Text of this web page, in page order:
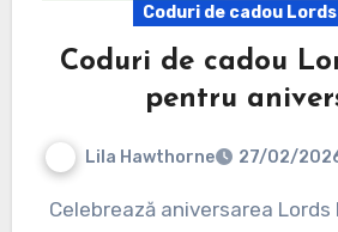
Coduri de cadou
Coduri de cadou
pentru
Lila Hawthorne 27/02/
Celebrează aniversarea Lords Mobile cu coduri